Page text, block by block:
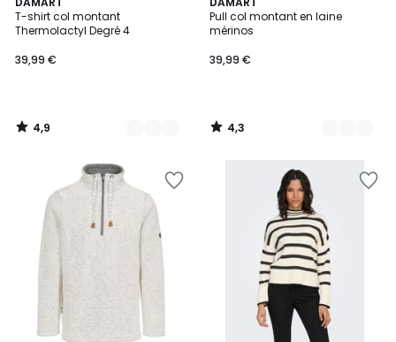
T-shirt col montant
Thermolactyl Degré 4
39,99 €
/ 5
2
Couleurs
4,9
/
Pull col montant en laine
mérinos
39,99 €
/ 5
9
Couleurs
4,3
/